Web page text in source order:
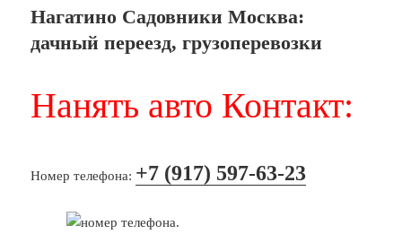
Нагатино Садовники Москва:
дачный переезд, грузоперевозки
Нанять авто Контакт:
Номер телефона: +7 (917) 597-63-23